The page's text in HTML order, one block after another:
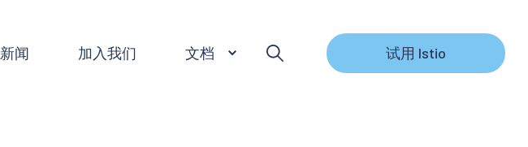
新闻 加入我们 文档 试用 Istio